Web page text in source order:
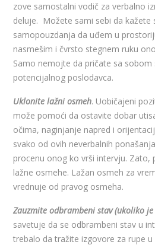
zove samostalni vodič za verbalno
deluje. Možete sami sebi da kažete
samopouzdanja da uđem u
nasmešim i čvrsto stegnem ruku
Samo nemojte da pričate sa sobom
potencijalnog poslodavca.
Uklonite lažni osmeh. Uobičajeni
može pomoći da ostavite dobar
očima, naginjanje napred i
svako od ovih neverbalnih
procenu onog ko vrši intervju. Zato,
lažne osmehe. Lažan osmeh za
vrednuje od pravog osmeha.
Zauzmite odbrambeni stav (ukoliko
savetuje da se odbrambeni stav u
trebalo da tražite izgovore za rupe